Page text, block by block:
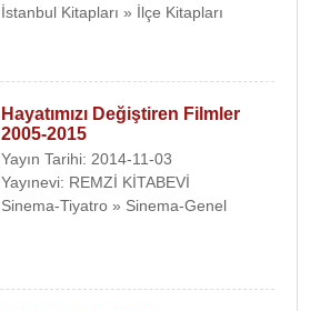
İstanbul Kitapları » İlçe Kitapları
Hayatımızı Değiştiren Filmler
2005-2015
Yayın Tarihi: 2014-11-03
Yayınevi: REMZİ KİTABEVİ
Sinema-Tiyatro » Sinema-Genel